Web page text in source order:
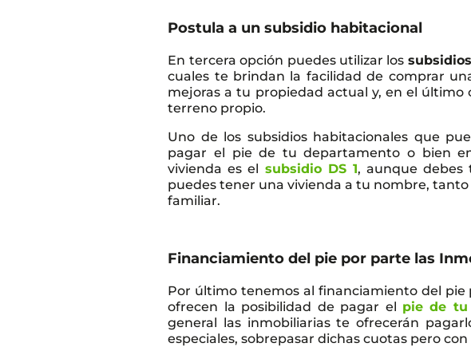
Postula a un subsidio habitacional
En tercera opción puedes utilizar los
cuales te brindan la facilidad de comprar
mejoras a tu propiedad actual y, en el
terreno propio.
Uno de los subsidios habitacionales que
pagar el pie de tu departamento o bien
vivienda es el subsidio DS 1, aunque debes
puedes tener una vivienda a tu nombre,
familiar.
Financiamiento del pie por parte las
Por último tenemos al financiamiento del pie
ofrecen la posibilidad de pagar el pie de tu
general las inmobiliarias te ofrecerán
especiales, sobrepasar dichas cuotas pero